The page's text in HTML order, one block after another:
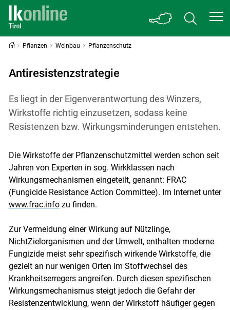
Pflanzen Weinbau Pflanzenschutz
Antiresistenzstrategie
Es liegt in der Eigenverantwortung des Winzers,
Wirkstoffe richtig einzusetzen, sodass keine
Resistenzen bzw. Wirkungsminderungen entstehen.
Die Wirkstoffe der Pflanzenschutzmittel werden schon seit
Jahren von Experten in sog. Wirkklassen nach
Wirkungsmechanismen eingeteilt, genannt: FRAC
(Fungicide Resistance Action Committee). Im Internet unter
www.frac.infozu finden.
Zur Vermeidung einer Wirkung auf Nützlinge,
NichtZielorganismen und der Umwelt, enthalten moderne
Fungizide meist sehr spezifisch wirkende Wirkstoffe, die
gezielt an nur wenigen Orten im Stoffwechsel des
Krankheitserregers angreifen. Durch diesen spezifischen
Wirkungsmechanismus steigt jedoch die Gefahr der
Resistenzentwicklung, wenn der Wirkstoff häufiger gegen